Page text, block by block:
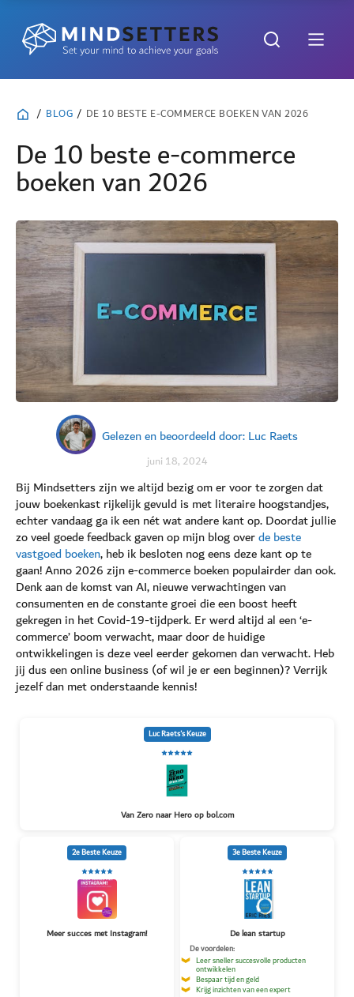
/ BLOG / DE 10 BESTE E-COMMERCE BOEKEN VAN 2026
De 10 beste e-commerce
boeken van 2026
Gelezen en beoordeeld door: Luc Raets
juni 18, 2024
Bij Mindsetters zijn we altijd bezig om er voor te zorgen dat
jouw boekenkast rijkelijk gevuld is met literaire hoogstandjes,
echter vandaag ga ik een nét wat andere kant op. Doordat jullie
zo veel goede feedback gaven op mijn blog overde beste
vastgoed boeken, heb ik besloten nog eens deze kant op te
gaan! Anno 2026 zijn e-commerce boeken populairder dan ook.
Denk aan de komst van AI, nieuwe verwachtingen van
consumenten en de constante groei die een boost heeft
gekregen in het Covid-19-tijdperk. Er werd altijd al een ‘e-
commerce’ boom verwacht, maar door de huidige
ontwikkelingen is deze veel eerder gekomen dan verwacht. Heb
jij dus een online business (of wil je er een beginnen)? Verrijk
jezelf dan met onderstaande kennis!
Luc Raets's Keuze
Van Zero naar Hero op bol.com
2e Beste Keuze
Meer succes met Instagram!
3e Beste Keuze
De lean startup
De voordelen:
Leer sneller succesvolle producten
ontwikkelen
Bespaar tijd en geld
Krijg inzichten van een expert